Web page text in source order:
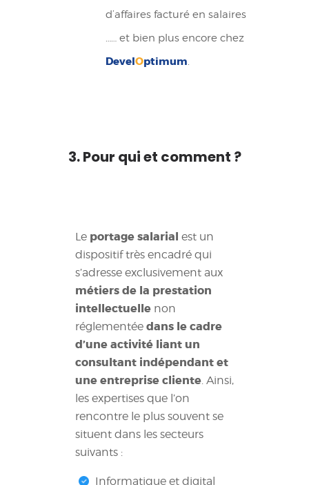
d’affaires facturé en salaires
…… et bien plus encore chez
DevelOptimum.
3. Pour qui et comment ?
Le portage salarial est un
dispositif très encadré qui
s’adresse exclusivement aux
métiers de la prestation
intellectuelle non
réglementée dans le cadre
d’une activité liant un
consultant indépendant et
une entreprise cliente. Ainsi,
les expertises que l’on
rencontre le plus souvent se
situent dans les secteurs
suivants :
Informatique et digital